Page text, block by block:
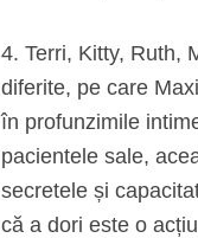
4. Terri, Kitty, Ruth,
diferite, pe care
în profunzimile
pacientele sale,
secretele și
că a dori este o